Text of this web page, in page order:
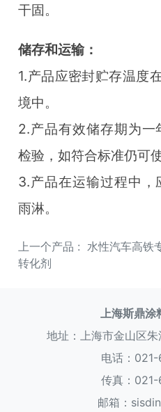
干固。
储存和运输：
1.产品应密封贮存温
境中。
2.产品有效储存期为
检验，如符合标准仍可使
3.产品在运输过程中
雨淋。
上一个产品 :水性汽车高铁
转化剂
上海斯鼎涂
地址：上海市金山区
电话：
传真：
邮箱：